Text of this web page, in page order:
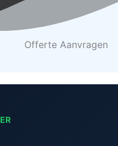
Offerte Aanvragen